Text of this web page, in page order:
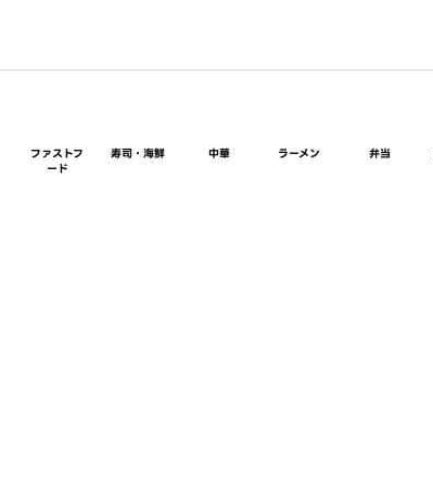
ファストフ
ード
寿司・海鮮 中華 ラーメン 弁当